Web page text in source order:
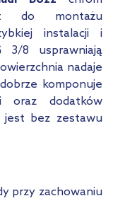
do montażu
instalacji i
3/8 usprawniają
nadaje
komponuje
oraz dodatków
jest bez zestawu
przy zachowaniu